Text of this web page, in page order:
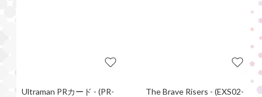
Ultraman PRカード - (PR-
The Brave Risers - (EXS02-